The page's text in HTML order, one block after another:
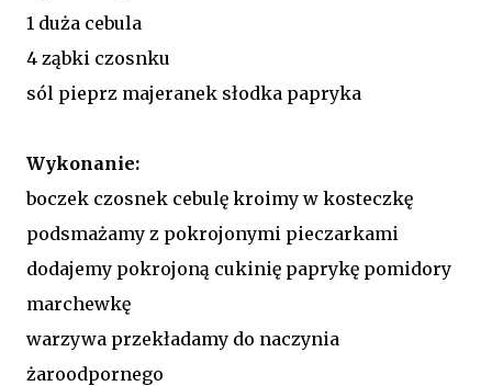
1 duża cebula
4 ząbki czosnku
sól pieprz majeranek słodka papryka
Wykonanie:
boczek czosnek cebulę kroimy w kosteczkę
podsmażamy z pokrojonymi pieczarkami
dodajemy pokrojoną cukinię paprykę pomidory
marchewkę
warzywa przekładamy do naczynia
żaroodpornego